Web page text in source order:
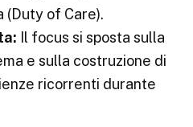
(Duty of Care).
Il focus si sposta sulla
e sulla costruzione di
ricorrenti durante